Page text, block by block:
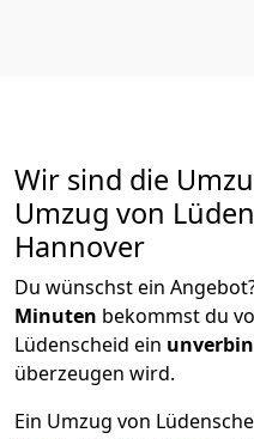
Wir sind die
Umzug von
Hannover
Du wünschst ein
Minuten bekommst du
Lüdenscheid ein
überzeugen wird.
Ein Umzug von